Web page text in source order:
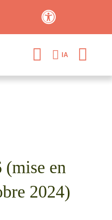
IA
(mise en
2024)